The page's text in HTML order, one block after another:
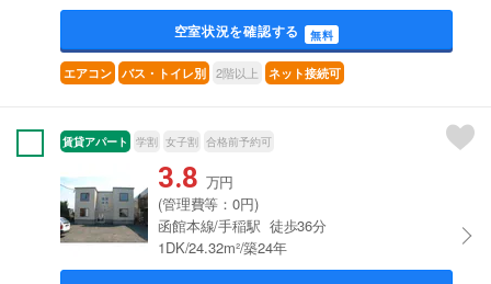
空室状況を確認する 無料
エアコン バス・トイレ別 2階以上 ネット接続可
賃貸アパート 学割 女子割 合格前予約可
3.8 万円
(管理費等：0円)
函館本線/手稲駅 徒歩36分
1DK/24.32m²/築24年